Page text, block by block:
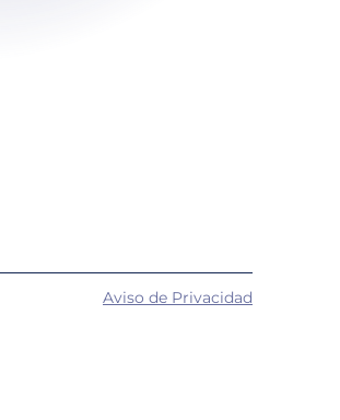
Aviso de Privacidad